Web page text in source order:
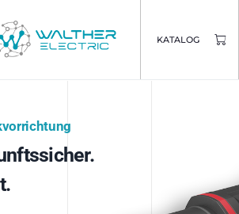
KATALOG
Stromverteilung
Energie.